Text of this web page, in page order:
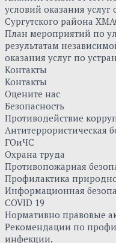
условий оказания
Сургутского района
План мероприятий по
результатам
оказания услуг по
Контакты
Контакты
Оцените нас
Безопасность
Противодействие
Антитеррористическая
ГОиЧС
Охрана труда
Противопожарная
Профилактика
Информационная
COVID 19
Нормативно правовые
Рекомендации по
инфекции.